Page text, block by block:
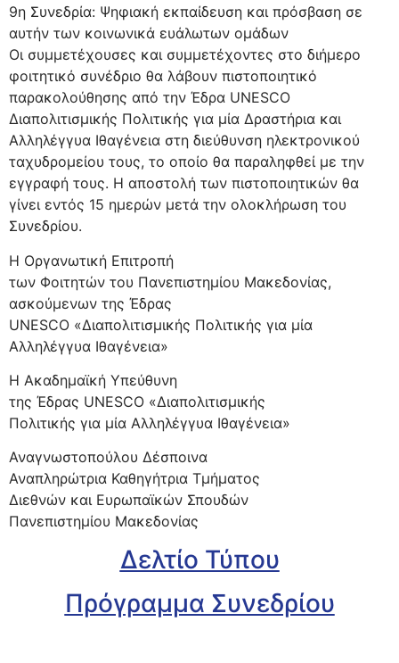
9η Συνεδρία: Ψηφιακή εκπαίδευση και πρόσβαση σε
αυτήν των κοινωνικά ευάλωτων ομάδων
Οι συμμετέχουσες και συμμετέχοντες στο διήμερο
φοιτητικό συνέδριο θα λάβουν πιστοποιητικό
παρακολούθησης από την Έδρα UNESCO
Διαπολιτισμικής Πολιτικής για μία Δραστήρια και
Αλληλέγγυα Ιθαγένεια στη διεύθυνση ηλεκτρονικού
ταχυδρομείου τους, το οποίο θα παραληφθεί με την
εγγραφή τους. Η αποστολή των πιστοποιητικών θα
γίνει εντός 15 ημερών μετά την ολοκλήρωση του
Συνεδρίου.
Η Οργανωτική Επιτροπή
των Φοιτητών του Πανεπιστημίου Μακεδονίας,
ασκούμενων της Έδρας
UNESCO «Διαπολιτισμικής Πολιτικής για μία
Αλληλέγγυα Ιθαγένεια»
Η Ακαδημαϊκή Υπεύθυνη
της Έδρας UNESCO «Διαπολιτισμικής
Πολιτικής για μία Αλληλέγγυα Ιθαγένεια»
Αναγνωστοπούλου Δέσποινα
Αναπληρώτρια Καθηγήτρια Τμήματος
Διεθνών και Ευρωπαϊκών Σπουδών
Πανεπιστημίου Μακεδονίας
Δελτίο Τύπου
Πρόγραμμα Συνεδρίου